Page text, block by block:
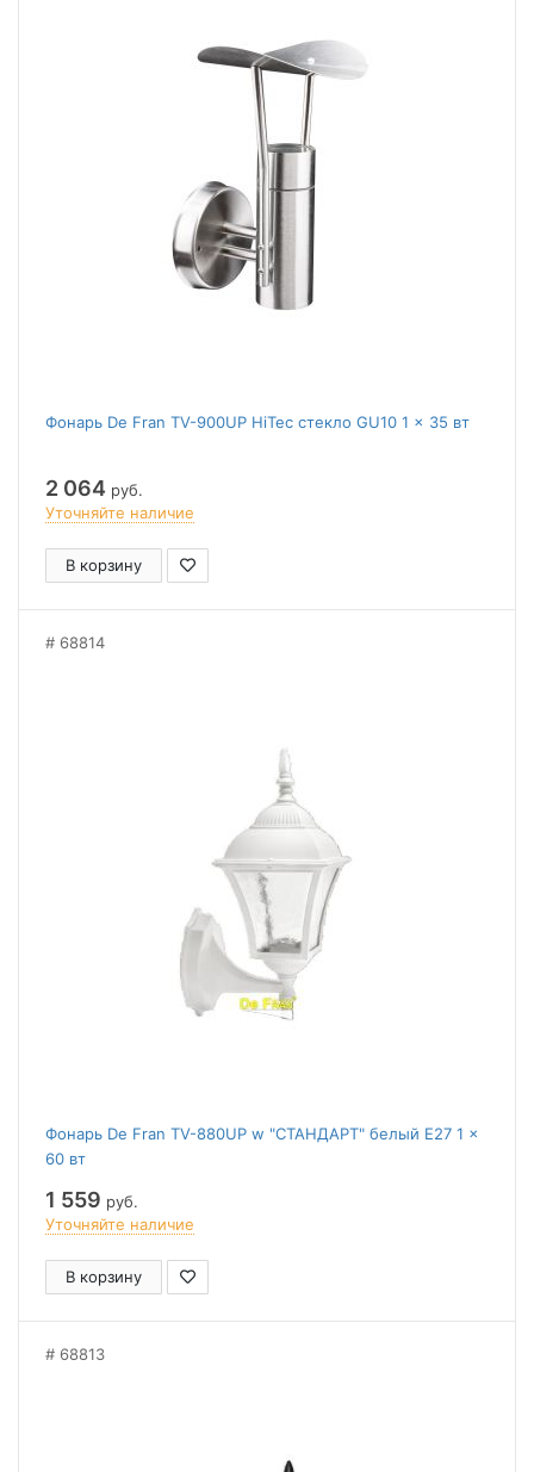
Фонарь De Fran TV-900UP HiTec стекло GU10 1 x 35 вт
2 064 руб.
Уточняйте наличие
В корзину
68814
Фонарь De Fran TV-880UP w "СТАНДАРТ" белый E27 1 x
60 вт
1 559 руб.
Уточняйте наличие
В корзину
68813